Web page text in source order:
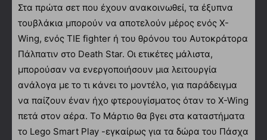
Στα πρώτα σετ που έχουν ανακοινωθεί, τα έξυπνα
τουβλάκια μπορούν να αποτελούν μέρος ενός X-
Wing, ενός TIE fighter ή του θρόνου του Αυτοκράτορα
Πάλπατιν στο Death Star. Οι ετικέτες μάλιστα,
μπορούσαν να ενεργοποιήσουν μια λειτουργία
ανάλογα με το τι κάνει το μοντέλο, για παράδειγμα
να παίζουν έναν ήχο φτερουγίσματος όταν το X-Wing
πετά στον αέρα. Το Μάρτιο θα βγει στα καταστήματα
το Lego Smart Play -εγκαίρως για τα δώρα του Πάσχα